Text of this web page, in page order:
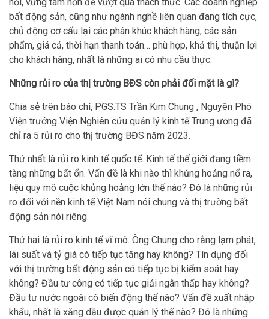
bất động sản, cũng như ngành nghề liên quan đang tích cực,
chủ động cơ cấu lại các phân khúc khách hàng, các sản
phẩm, giá cả, thời hạn thanh toán… phù hợp, khả thi, thuận lợi
cho khách hàng, nhất là những ai có nhu cầu thực.
Những rủi ro của thị trường BĐS còn phải đối mặt là gì?
Chia sẻ trên báo chí, PGS.TS Trần Kim Chung , Nguyên Phó
Viện trưởng Viện Nghiên cứu quản lý kinh tế Trung ương đã
chỉ ra 5 rủi ro cho thị trường BĐS năm 2023.
Thứ nhất là rủi ro kinh tế quốc tế. Kinh tế thế giới đang tiềm
tàng những bất ổn. Vấn đề là khi nào thì khủng hoảng nổ ra,
liệu quy mô cuộc khủng hoảng lớn thế nào? Đó là những rủi
ro đối với nền kinh tế Việt Nam nói chung và thị trường bất
động sản nói riêng.
Thứ hai là rủi ro kinh tế vĩ mô. Ông Chung cho rằng lạm phát,
lãi suất và tỷ giá có tiếp tục tăng hay không? Tín dụng đối
với thị trường bất động sản có tiếp tục bị kiểm soát hay
không? Đầu tư công có tiếp tục giải ngân thấp hay không?
Đầu tư nước ngoài có biến động thế nào? Vấn đề xuất nhập
khẩu, nhất là xăng dầu được quản lý thế nào? Đó là những